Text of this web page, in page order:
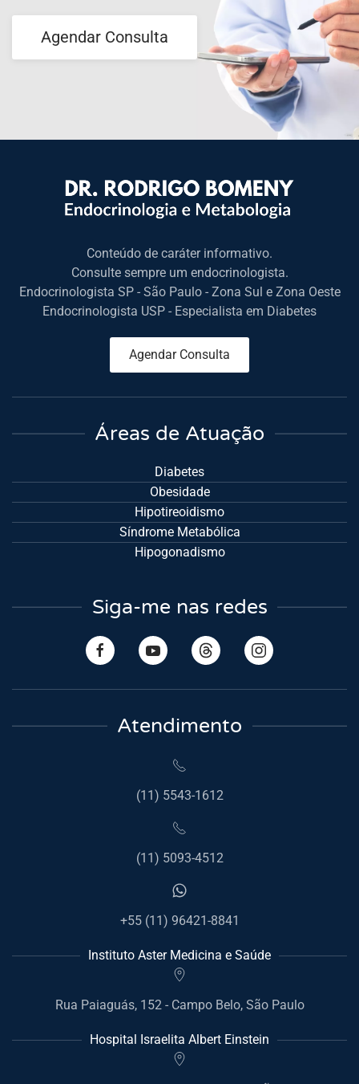
Agendar Consulta
Conteúdo de caráter informativo.
Consulte sempre um endocrinologista.
Endocrinologista SP - São Paulo - Zona Sul e Zona Oeste
Endocrinologista USP - Especialista em Diabetes
Agendar Consulta
Áreas de Atuação
Diabetes
Obesidade
Hipotireoidismo
Síndrome Metabólica
Hipogonadismo
Siga-me nas redes
Atendimento
(11) 5543-1612
(11) 5093-4512
+55 (11) 96421-8841
Instituto Aster Medicina e Saúde
Rua Paiaguás, 152 - Campo Belo, São Paulo
Hospital Israelita Albert Einstein